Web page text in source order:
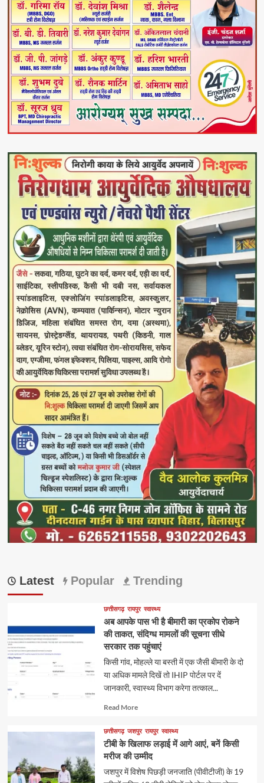
Latest Popular Trending
छत्तीसगढ़ रायपुर स्वास्थ्य
अब आपके पास भी है बीमारी का प्रकोप रोकने
की ताकत, संदिग्ध मामलों की सूचना सीधे
सरकार तक पहुंचाएं
किसी गांव, मोहल्ले या बस्ती में एक जैसी बीमारी के दो
या अधिक मामले दिखें तो IHIP पोर्टल पर दें
जानकारी, स्वास्थ्य विभाग करेगा तत्काल...
Read MoreRead
about
छत्तीसगढ़ जशपुर रायपुर स्वास्थ्य
टीबी के खिलाफ लड़ाई में आगे आएं, बनें किसी
मरीज की उम्मीद
जशपुर में विशेष पिछड़ी जनजाति (पीवीटीजी) के 19